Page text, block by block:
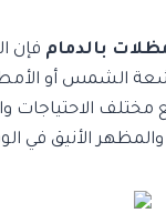
بالدمام فإن
الشمس أو
الاحتياجات
والمظهر الأنيق في